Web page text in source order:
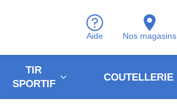
Aide Nos magasins
TIR
SPORTIF
COUTELLERIE